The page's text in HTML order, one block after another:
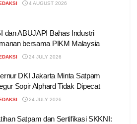
4 AUGUST 2026
dan ABUJAPI Bahas Industri
bersama PIKM Malaysia
24 JULY 2026
DKI Jakarta Minta Satpam
Sopir Alphard Tidak Dipecat
24 JULY 2026
Satpam dan Sertifikasi SKKNI: